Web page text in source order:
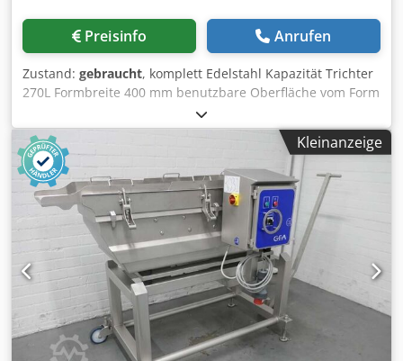
Preisinfo Anrufen
Zustand: gebraucht, komplett Edelstahl Kapazität Trichter
270L Formbreite 400 mm benutzbare Oberfläche vom Form
370 x 130 mm Maximalvolumen pro Takt : ± 1,47 Kg
maximum 50 Takte / Minute (Je nach Produkt, Form,
Temperatur und Maschineneinstellungen) Gesamtleistung
8 kW Crjdozlyz Njpfx Aqvef Luftverbrauch ± 300 L / Min.
fahrbar stufenlose Geschwindigkeit 3x400v 50hz
Abmessungen (L x B x H) : ± 3.140 x 1.900 x 2.570 mm
Gewicht 1200 kg neue MC-Steuerung (Siemens) HMI
Control Touch (digitales Auslesen mit Möglichkeit der
Speicherung von Rezepten)
Kleinanzeige